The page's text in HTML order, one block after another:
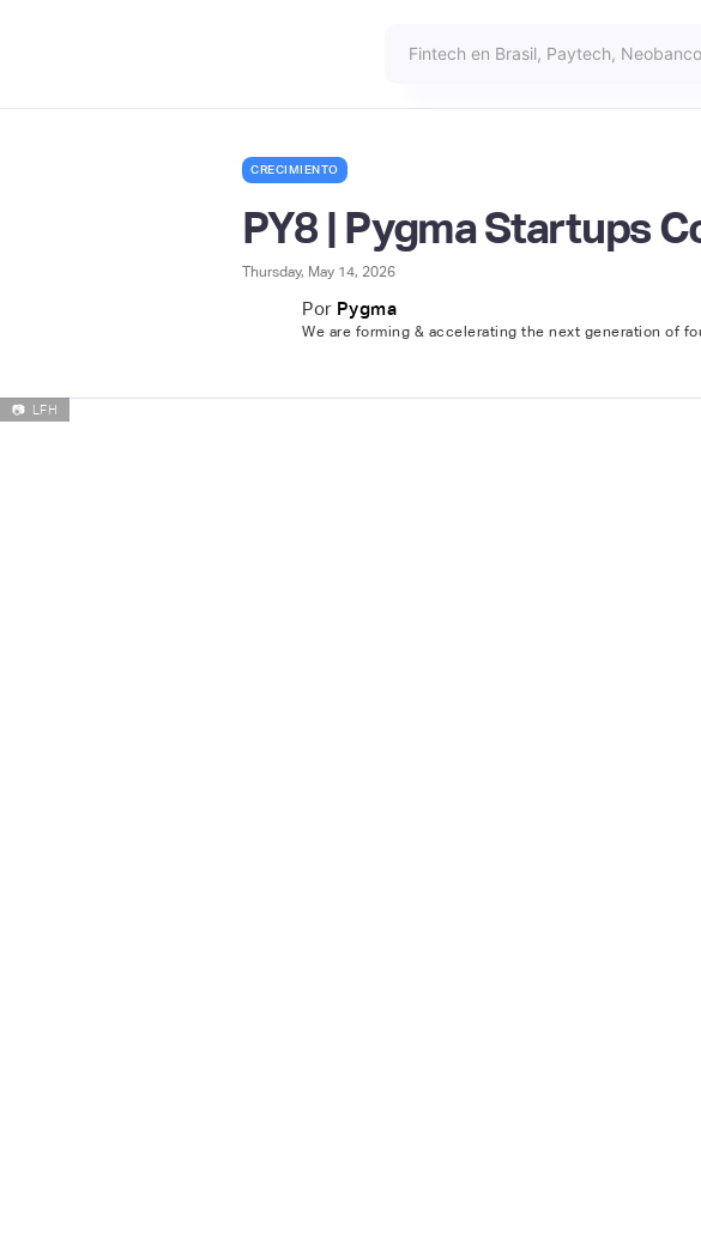
CRECIMIENTO
PY8 | Pygma Startups
Thursday, May 14, 2026
Por Pygma
We are forming & accelerating the next generation of
📷 LFH